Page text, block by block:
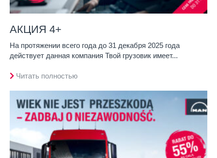
АКЦИЯ 4+
На протяжении всего года до 31 декабря 2025 года
действует данная компания Твой грузовик имеет...
Читать полностью